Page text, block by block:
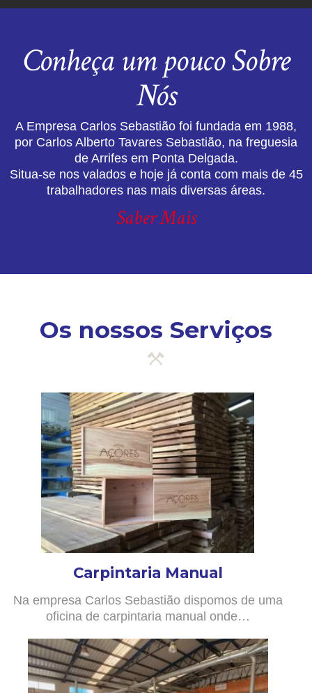
Conheça um pouco Sobre
Nós
A Empresa Carlos Sebastião foi fundada em 1988,
por Carlos Alberto Tavares Sebastião, na freguesia
de Arrifes em Ponta Delgada.
Situa-se nos valados e hoje já conta com mais de 45
trabalhadores nas mais diversas áreas.
Saber Mais
Os nossos Serviços
Carpintaria Manual
Na empresa Carlos Sebastião dispomos de uma
oficina de carpintaria manual onde…